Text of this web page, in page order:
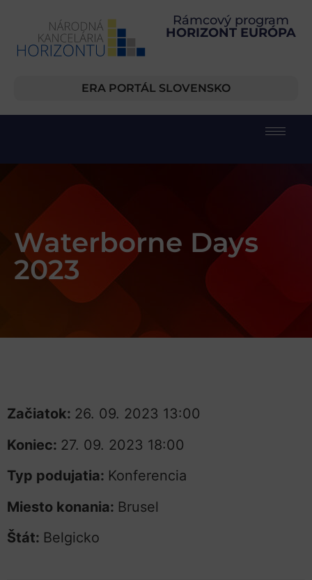
Rámcový program
HORIZONT EURÓPA
ERA PORTÁL SLOVENSKO
Waterborne Days
2023
Začiatok: 26. 09. 2023 13:00
Koniec: 27. 09. 2023 18:00
Typ podujatia: Konferencia
Miesto konania: Brusel
Štát: Belgicko